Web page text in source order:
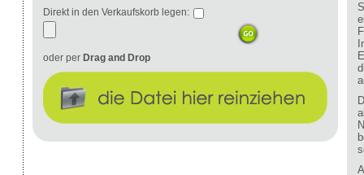
Direkt in den Verkaufskorb legen:
oder per Drag and Drop